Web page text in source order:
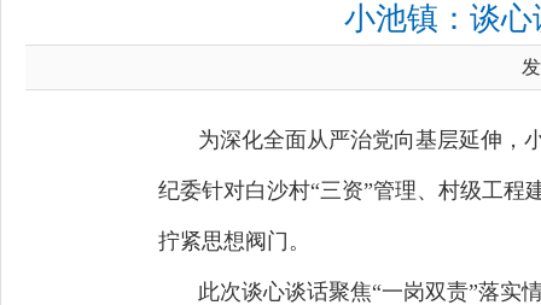
小池镇：谈
为深化全面从严治党向基层延伸，
纪委针对白沙村“三资”管理、村级工程
拧紧思想阀门。
此次谈心谈话聚焦“一岗双责”落实